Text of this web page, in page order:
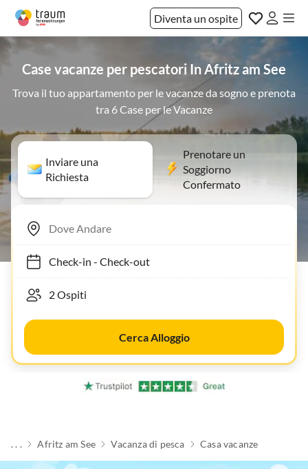
Diventa un ospite
Case vacanze per pescatori In Afritz am See
Trova il tuo appartamento per le vacanze da sogno e prenota
tra 6 Case per le Vacanze
Inviare una
Richiesta
Prenotare un
Soggiorno
Confermato
Check-in- Check-out
Cerca Alloggio
. . . Afritz am See Vacanza di pesca Casa vacanze